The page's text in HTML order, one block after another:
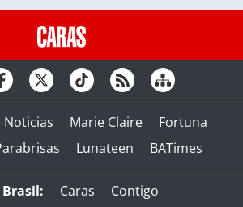
Noticias Marie Claire
Fortuna
Lunateen BATimes
Caras
Contigo